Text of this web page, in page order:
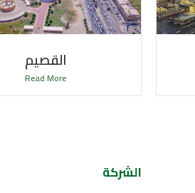
القصيم
Read More
الشركة